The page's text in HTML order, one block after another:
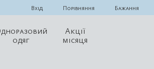
Вхід Порівняння Бажання
одяг
Акції
місяця